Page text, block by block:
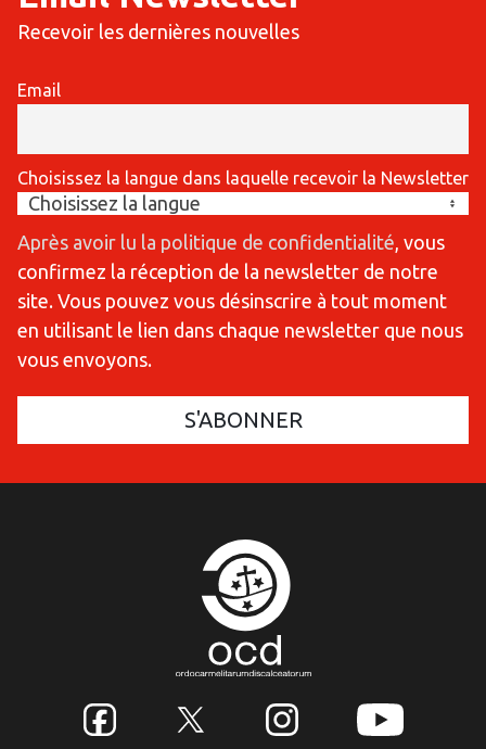
Recevoir les dernières nouvelles
Email
Choisissez la langue dans laquelle recevoir la Newsletter
Après avoir lu la politique de confidentialité, vous
confirmez la réception de la newsletter de notre
site. Vous pouvez vous désinscrire à tout moment
en utilisant le lien dans chaque newsletter que nous
vous envoyons.